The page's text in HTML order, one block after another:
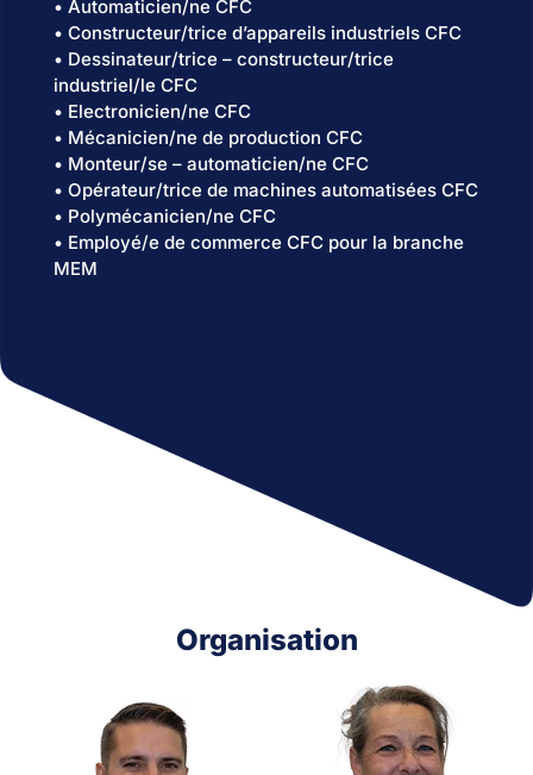
• Automaticien/ne CFC
• Constructeur/trice d’appareils industriels CFC
• Dessinateur/trice – constructeur/trice
industriel/le CFC
• Electronicien/ne CFC
• Mécanicien/ne de production CFC
• Monteur/se – automaticien/ne CFC
• Opérateur/trice de machines automatisées CFC
• Polymécanicien/ne CFC
• Employé/e de commerce CFC pour la branche
MEM
Organisation